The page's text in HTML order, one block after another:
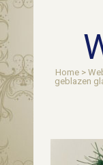
Home>
geblazen